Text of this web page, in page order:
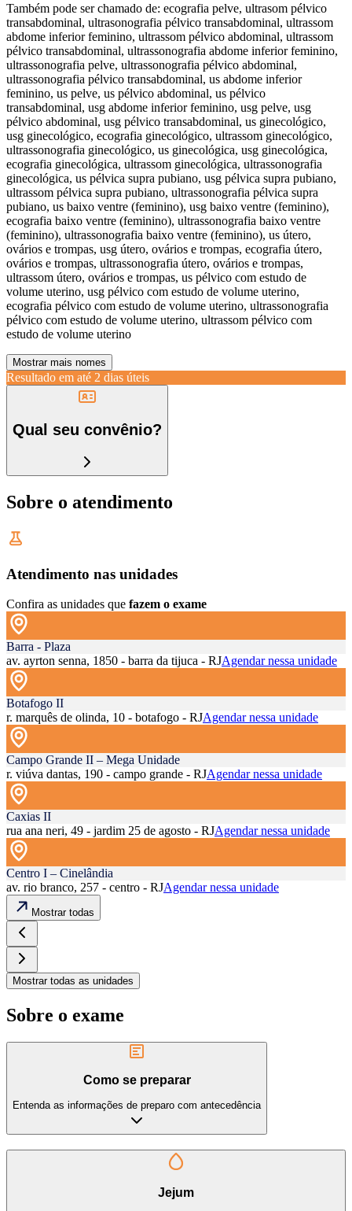
Também pode ser chamado de: ecografia pelve, ultrasom pélvico
transabdominal, ultrasonografia pélvico transabdominal, ultrassom
abdome inferior feminino, ultrassom pélvico abdominal, ultrassom
pélvico transabdominal, ultrassonografia abdome inferior feminino,
ultrassonografia pelve, ultrassonografia pélvico abdominal,
ultrassonografia pélvico transabdominal, us abdome inferior
feminino, us pelve, us pélvico abdominal, us pélvico
transabdominal, usg abdome inferior feminino, usg pelve, usg
pélvico abdominal, usg pélvico transabdominal, us ginecológico,
usg ginecológico, ecografia ginecológico, ultrassom ginecológico,
ultrassonografia ginecológico, us ginecológica, usg ginecológica,
ecografia ginecológica, ultrassom ginecológica, ultrassonografia
ginecológica, us pélvica supra pubiano, usg pélvica supra pubiano,
ultrassom pélvica supra pubiano, ultrassonografia pélvica supra
pubiano, us baixo ventre (feminino), usg baixo ventre (feminino),
ecografia baixo ventre (feminino), ultrassonografia baixo ventre
(feminino), ultrassonografia baixo ventre (feminino), us útero,
ovários e trompas, usg útero, ovários e trompas, ecografia útero,
ovários e trompas, ultrassonografia útero, ovários e trompas,
ultrassom útero, ovários e trompas, us pélvico com estudo de
volume uterino, usg pélvico com estudo de volume uterino,
ecografia pélvico com estudo de volume uterino, ultrassonografia
pélvico com estudo de volume uterino, ultrassom pélvico com
estudo de volume uterino
Mostrar mais nomes
Resultado em até 2 dias úteis
Qual seu convênio?
Sobre o atendimento
Atendimento nas unidades
Confira as unidades que fazem o exame
Barra - Plaza
av. ayrton senna, 1850 - barra da tijuca - RJAgendar nessa unidade
Botafogo II
r. marquês de olinda, 10 - botafogo - RJAgendar nessa unidade
Campo Grande II – Mega Unidade
r. viúva dantas, 190 - campo grande - RJAgendar nessa unidade
Caxias II
rua ana neri, 49 - jardim 25 de agosto - RJAgendar nessa unidade
Centro I – Cinelândia
av. rio branco, 257 - centro - RJAgendar nessa unidade
Mostrar todas
Mostrar todas as unidades
Sobre o exame
Como se preparar
Entenda as informações de preparo com antecedência
Jejum